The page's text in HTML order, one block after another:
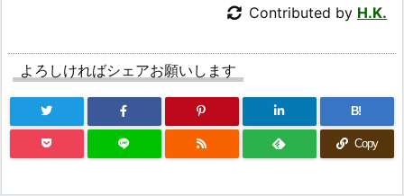
Contributed by H.K.
よろしければシェアお願いします
B!
Copy